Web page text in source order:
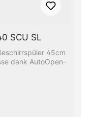
SCU SL
45cm
dank AutoOpen-